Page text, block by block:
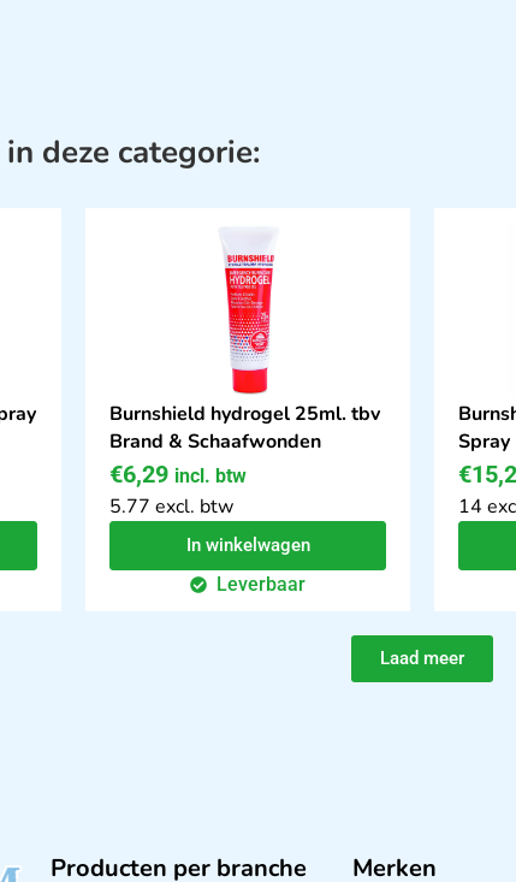
deze categorie:
Burnshield hydrogel 25ml. tbv
Brand & Schaafwonden
€6,29 incl. btw
5.77 excl. btw
In winkelwagen
Leverbaar
€
14
Laad meer
Producten per branche Merken